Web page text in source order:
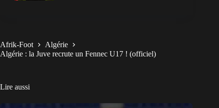
Afrik-Foot
Algérie
Algérie : la Juve recrute un Fennec U17 ! (officiel)
Lire aussi